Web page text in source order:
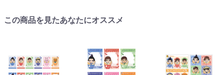
この商品を見たあなたにオススメ